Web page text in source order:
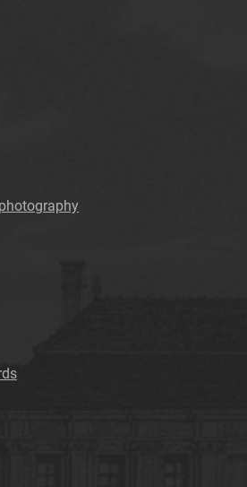
: Organ Samorządu
1976, nr 52
Zakładów Azotowych im.
1976, nr 53
Azotowych im.
1977
1979
: Organ Samorządu
1980
: Organ Samorządu